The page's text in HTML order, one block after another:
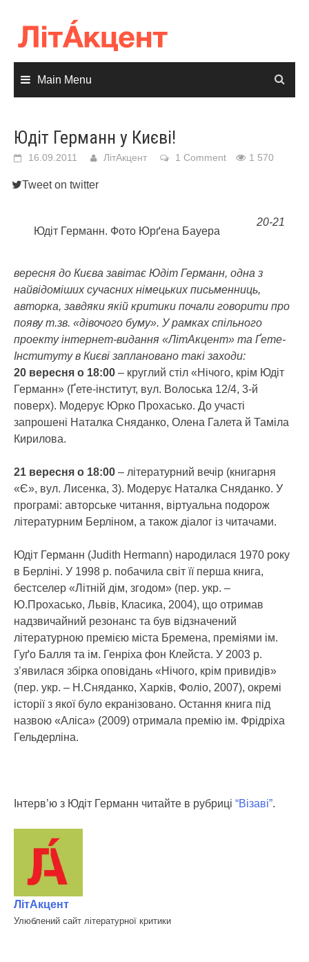
content
Main Menu
Юдіт Германн у Києві!
16.09.2011 ЛітАкцент 1 Comment 1 570
Tweet on twitter
Юдіт Германн. Фото Юрґена Бауера
20-21
вересня до Києва завітає Юдіт Германн, одна з
найвідоміших сучасних німецьких письменниць,
авторка, завдяки якій критики почали говорити про
появу т.зв. «дівочого буму». У рамках спільного
проекту інтернет-видання «ЛітАкцент» та Ґете-
Інституту в Києві заплановано такі заходи:
20 вересня о 18:00 – круглий стіл «Нічого, крім Юдіт
Германн» (Ґете-інститут, вул. Волоська 12/4, 3-й
поверх). Модерує Юрко Прохасько. До участі
запрошені Наталка Сняданко, Олена Галета й Таміла
Кирилова.
21 вересня о 18:00 – літературний вечір (книгарня
«Є», вул. Лисенка, 3). Модерує Наталка Сняданко. У
програмі: авторське читання, віртуальна подорож
літературним Берліном, а також діалог із читачами.
Юдіт Германн (Judith Hermann) народилася 1970 року
в Берліні. У 1998 р. побачила світ її перша книга,
бестселер «Літній дім, згодом» (пер. укр. –
Ю.Прохасько, Львів, Класика, 2004), що отримав
надзвичайний резонанс та був відзначений
літературною премією міста Бремена, преміями ім.
Гуґо Балля та ім. Генріха фон Клейста. У 2003 р.
з’явилася збірка оповідань «Нічого, крім привидів»
(пер. укр. – Н.Сняданко, Харків, Фоліо, 2007), окремі
історії з якої було екранізовано. Остання книга під
назвою «Аліса» (2009) отримала премію ім. Фрідріха
Гельдерліна.
Інтерв’ю з Юдіт Германн читайте в рубриці “Візаві”.
ЛітАкцент
Улюблений сайт літературної критики